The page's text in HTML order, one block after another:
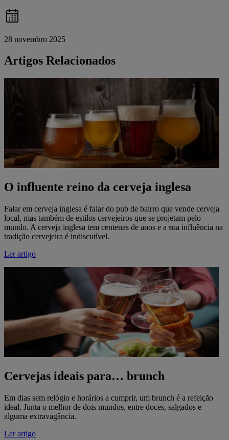
28 novembro 2025
Artigos Relacionados
O influente reino da cerveja inglesa
Falar em cerveja inglesa é falar do pub de bairro que vende cerveja
local, mas também de estilos cervejeiros que se projetam pelo
mundo. A cerveja inglesa tem centenas de anos e a sua influência na
tradição cervejeira é indiscutível.
Ler artigo
Cervejas ideais para… brunch
Em dias sem relógio e horários a cumprir, um brunch é a refeição
ideal. Junta o melhor de dois mundos, entre doces, salgados e
alguma extravagância.
Ler artigo